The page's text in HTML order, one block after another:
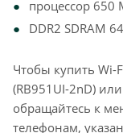
процессор 650
DDR2 SDRAM
Чтобы купить Wi-
(RB951UI-2nD)
обращайтесь к
телефонам,